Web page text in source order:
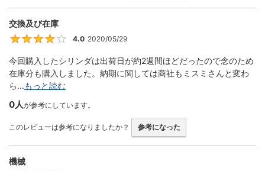
交換及び在庫
4
4.0 2020/05/29
今回購入したシリンダは出荷日が約2週間ほどだったので念のため
在庫分も購入しました。納期に関しては商社もミスミさんと変わ
ら...もっと読む
0人が参考にしています。
このレビューは参考になりましたか？ 参考になった
機械